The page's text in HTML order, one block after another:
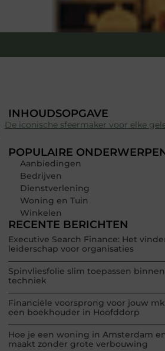
INHOUDSOPGAVE
De iconische sfeermaker voor elke
POPULAIRE
Aanbiedingen
Bedrijven
Dienstverlening
Woning en Tuin
Winkelen
RECENTE BERICHTEN
Executive Search Finance: Het
leiderschap voor organisaties
Spinvliesfolie slim toepassen
techniek
Financiële voorsprong voor jouw
een boekhouder in Hoofddorp
Hoe je een woning in Amsterdam
maakt zonder grote verbouwing